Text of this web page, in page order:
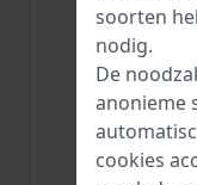
soorten
nodig.
De
anonieme
cookies